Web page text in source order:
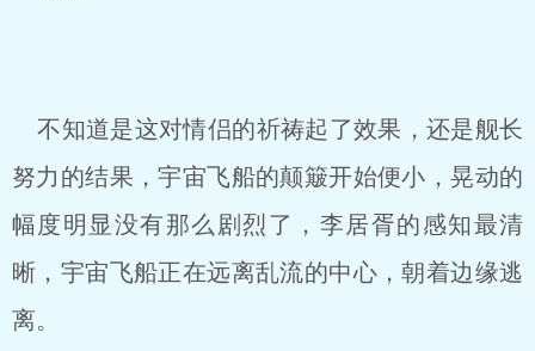
不知道是这对情侣的祈祷起了效果，还是舰长
努力的结果，宇宙飞船的颠簸开始便小，晃动的
幅度明显没有那么剧烈了，李居胥的感知最清
晰，宇宙飞船正在远离乱流的中心，朝着边缘逃
离。